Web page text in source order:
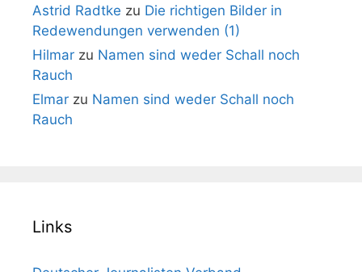
Astrid Radtke zu Die richtigen Bilder in
Redewendungen verwenden (1)
Hilmar zu Namen sind weder Schall noch
Rauch
Elmar zu Namen sind weder Schall noch
Rauch
Links